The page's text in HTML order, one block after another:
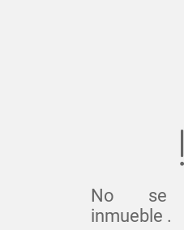
No se
inmueble .